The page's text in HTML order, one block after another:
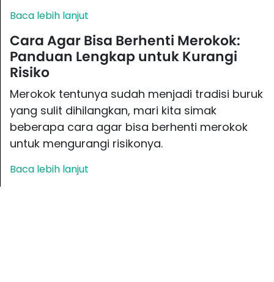
Baca lebih lanjut
Cara Agar Bisa Berhenti Merokok:
Panduan Lengkap untuk Kurangi
Risiko
Merokok tentunya sudah menjadi tradisi buruk
yang sulit dihilangkan, mari kita simak
beberapa cara agar bisa berhenti merokok
untuk mengurangi risikonya.
Baca lebih lanjut